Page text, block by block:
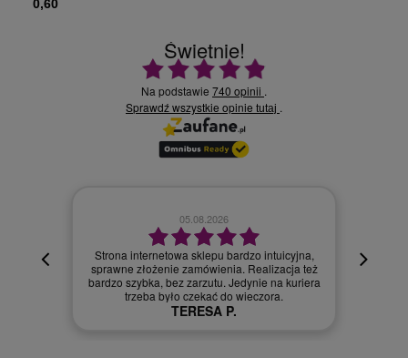
0,60
Świetnie!
Ocena średnia 4.9 na 5
Na podstawie 740 opinii .
Sprawdź wszystkie opinie tutaj .
02.08.2026
Szybka dostawa.
Szymon R.